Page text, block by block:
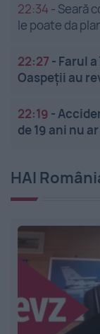
22:34 - Seară
le poate da
22:27 - Farul
Oaspeții au
22:19 -
de 19 ani nu
HAI